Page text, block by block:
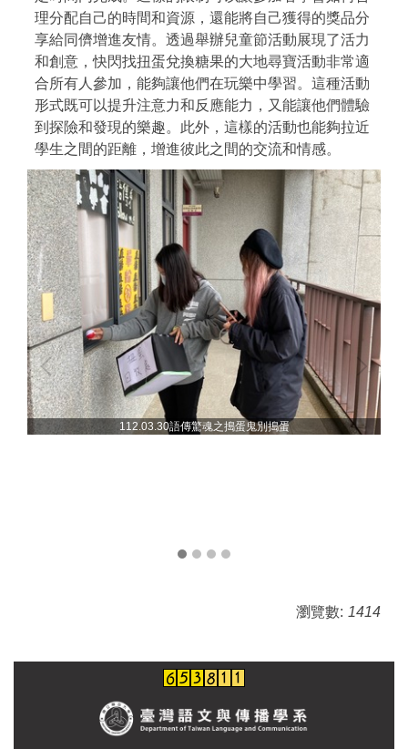
理分配自己的時間和資源，還能將自己獲得的獎品分
享給同儕增進友情。透過舉辦兒童節活動展現了活力
和創意，快閃找扭蛋兌換糖果的大地尋寶活動非常適
合所有人參加，能夠讓他們在玩樂中學習。這種活動
形式既可以提升注意力和反應能力，又能讓他們體驗
到探險和發現的樂趣。此外，這樣的活動也能夠拉近
學生之間的距離，增進彼此之間的交流和情感。
112.03.30語傳驚魂之搗蛋鬼別搗蛋
瀏覽數: 1414